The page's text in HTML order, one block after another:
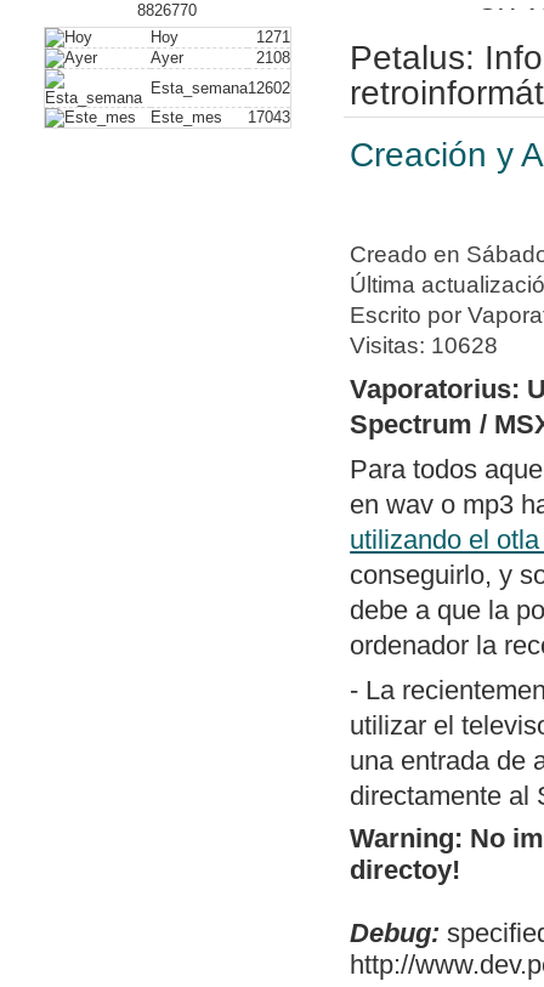
8826770
Hoy
1271
Ayer
2108
Esta_semana12602
Este_mes
17043
un epson QX-
Nuevo
plus). Con
vídeo
hack alguno.
a un PC
Nueva política
de periféricos
dos archivos
diferencias y
con un editor
Publicado
columnas bajo
con todos los
porción de
MSX). Permite
switch.com.
Conversor de
código
utilidad es la
compilación
operativos, a
OpenMSX
Linux de
Petalus:
Creación y
Creado en
Última
Escrito por
Visitas: 10628
Vaporatorius:
Spectrum /
Para todos
en wav o mp3
utilizando el
conseguirlo, y
debe a que la
ordenador la
- La
utilizar el
una entrada de
directamente al
Warning: No
directoy!
Debug:
http://